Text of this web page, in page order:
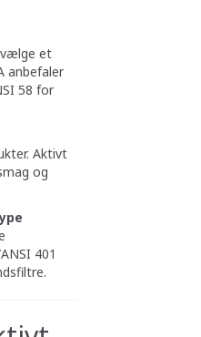
vælge et
anbefaler
58 for
Aktivt
og
401